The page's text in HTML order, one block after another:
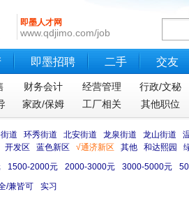
即墨人才网
www.qdjimo.com/job
即墨招聘 二手 交友
财务会计 经营管理
行政/文秘
家政/保姆 工厂相关 其他职位
道 环秀街道 北安街道 龙泉街道 龙山街道
开发区 蓝色新区 √通济新区 其他 和达熙园
1500-2000元 2000-3000元 3000-5000元
/兼皆可 实习